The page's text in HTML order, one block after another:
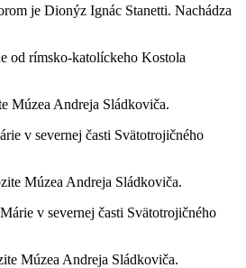
je Dionýz Ignác Stanetti. Nachádza
od rímsko-katolíckeho Kostola
Múzea Andreja Sládkoviča.
v severnej časti Svätotrojičného
Múzea Andreja Sládkoviča.
v severnej časti Svätotrojičného
Múzea Andreja Sládkoviča.